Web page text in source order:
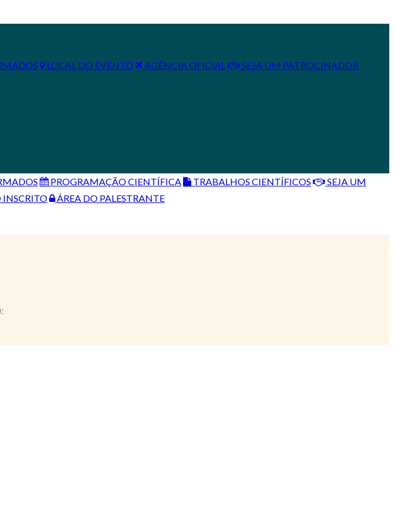
LOCAL DO EVENTO AGÊNCIA OFICIAL
SEJA UM PATROCINADOR
PROGRAMAÇÃO CIENTÍFICA TRABALHOS CIENTÍFICOS
SEJA UM
INSCRITO ÁREA DO PALESTRANTE